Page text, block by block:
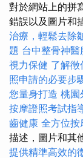
對於網站上的拼
錯誤以及圖片和
治療，輕鬆去除
題 台中整骨神醫
視力保健 了解徵
照申請的必要步
您量身打造 桃園
按摩證照考試指
齒健康 全方位按
描述，圖片和其
提供精準高效的